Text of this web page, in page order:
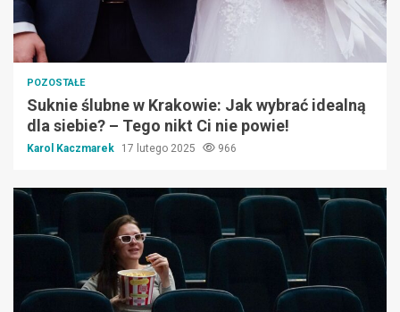
POZOSTAŁE
Suknie ślubne w Krakowie: Jak wybrać idealną
dla siebie? – Tego nikt Ci nie powie!
Karol Kaczmarek 17 lutego 2025 966